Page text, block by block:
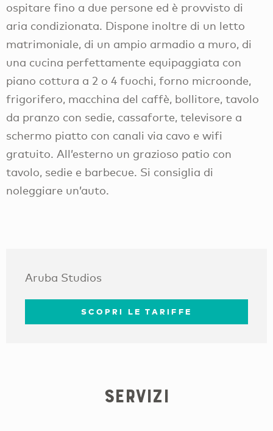
ospitare fino a due persone ed è provvisto di
aria condizionata. Dispone inoltre di un letto
matrimoniale, di un ampio armadio a muro, di
una cucina perfettamente equipaggiata con
piano cottura a 2 o 4 fuochi, forno microonde,
frigorifero, macchina del caffè, bollitore, tavolo
da pranzo con sedie, cassaforte, televisore a
schermo piatto con canali via cavo e wifi
gratuito. All’esterno un grazioso patio con
tavolo, sedie e barbecue. Si consiglia di
noleggiare un’auto.
Aruba Studios
SCOPRI LE TARIFFE
servizi